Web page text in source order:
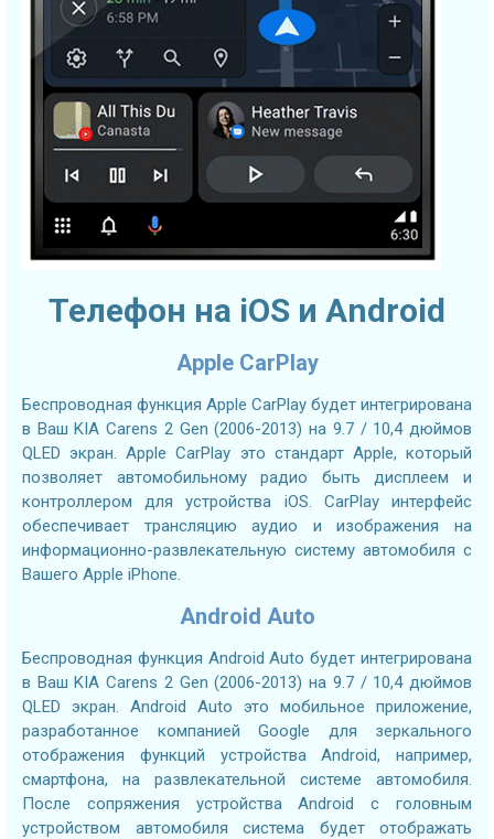
Телефон на iOS и Android
Apple CarPlay
Беспроводная функция Apple CarPlay будет интегрирована
в Ваш KIA Carens 2 Gen (2006-2013) на 9.7 / 10,4 дюймов
QLED экран. Apple CarPlay это стандарт Apple, который
позволяет автомобильному радио быть дисплеем и
контроллером для устройства iOS. CarPlay интерфейс
обеспечивает трансляцию аудио и изображения на
информационно-развлекательную систему автомобиля с
Вашего Apple iPhone.
Android Auto
Беспроводная функция Android Auto будет интегрирована
в Ваш KIA Carens 2 Gen (2006-2013) на 9.7 / 10,4 дюймов
QLED экран. Android Auto это мобильное приложение,
разработанное компанией Google для зеркального
отображения функций устройства Android, например,
смартфона, на развлекательной системе автомобиля.
После сопряжения устройства Android с головным
устройством автомобиля система будет отображать